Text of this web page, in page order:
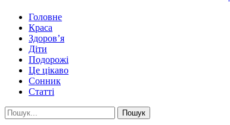
Головне
Краса
Здоров’я
Діти
Подорожі
Це цікаво
Сонник
Статті